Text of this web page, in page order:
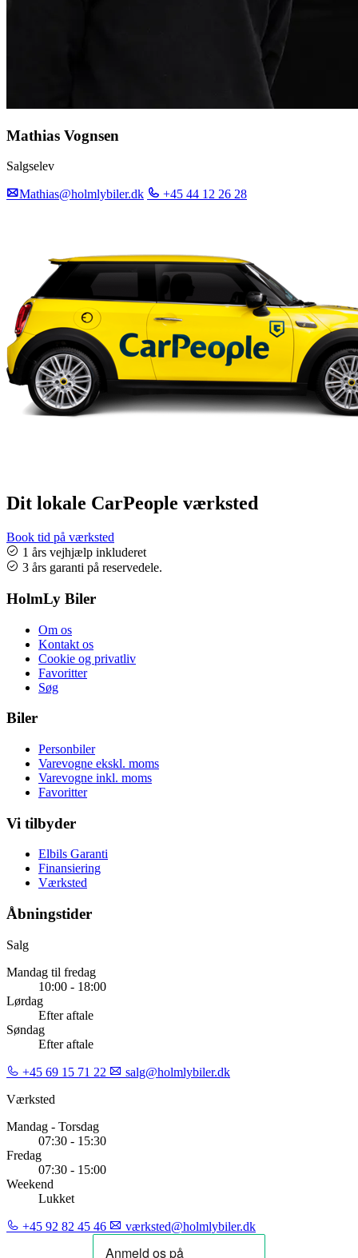
Mathias Vognsen
Salgselev
Mathias@holmlybiler.dk +45 44 12 26 28
Dit lokale CarPeople værksted
Book tid på værksted
1 års vejhjælp inkluderet
3 års garanti på reservedele.
HolmLy Biler
Om os
Kontakt os
Cookie og privatliv
Favoritter
Søg
Biler
Personbiler
Varevogne ekskl. moms
Varevogne inkl. moms
Favoritter
Vi tilbyder
Elbils Garanti
Finansiering
Værksted
Åbningstider
Salg
Mandag til fredag
10:00 - 18:00
Lørdag
Efter aftale
Søndag
Efter aftale
+45 69 15 71 22
salg@holmlybiler.dk
Værksted
Mandag - Torsdag
07:30 - 15:30
Fredag
07:30 - 15:00
Weekend
Lukket
+45 92 82 45 46 værksted@holmlybiler.dk